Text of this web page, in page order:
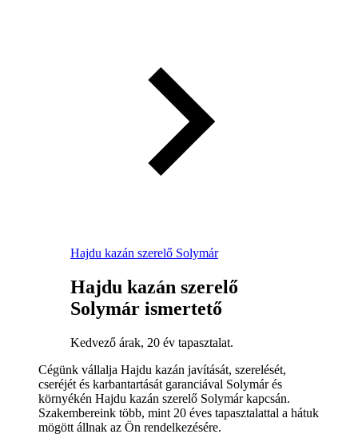
Hajdu kazán szerelő Solymár
Hajdu kazán szerelő
Solymár ismertető
Kedvező árak, 20 év tapasztalat.
Cégünk vállalja Hajdu kazán javítását, szerelését,
cseréjét és karbantartását garanciával Solymár és
környékén Hajdu kazán szerelő Solymár kapcsán.
Szakembereink több, mint 20 éves tapasztalattal a hátuk
mögött állnak az Ön rendelkezésére.